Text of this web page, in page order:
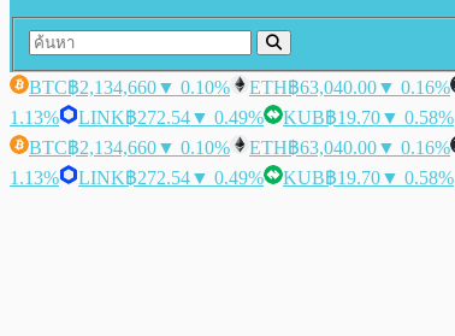
BTC฿2,134,660▼ 0.10% ETH฿63,040.00▼ 0.16%
1.13%
LINK฿272.54▼ 0.49% KUB฿19.70▼ 0.58%
BTC฿2,134,660▼ 0.10% ETH฿63,040.00▼ 0.16%
1.13%
LINK฿272.54▼ 0.49% KUB฿19.70▼ 0.58%